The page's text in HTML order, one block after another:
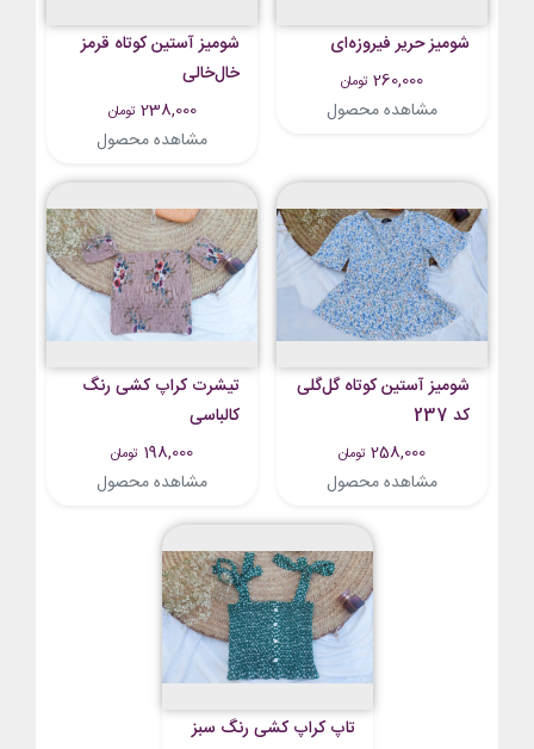
شومیز حریر فیروزه‌ای
260,000 تومان
مشاهده محصول
شومیز آستین کوتاه قرمز
خال‌خالی
238,000 تومان
مشاهده محصول
شومیز آستین کوتاه گل‌گلی
کد 237
258,000 تومان
مشاهده محصول
تیشرت کراپ کشی رنگ
کالباسی
198,000 تومان
مشاهده محصول
تاپ کراپ کشی رنگ سبز